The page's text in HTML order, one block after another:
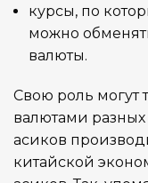
курсы, по
можно
валюты.
Свою роль могут
валютами разных
асиков
китайской